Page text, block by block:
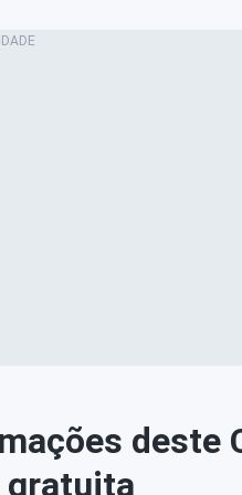
deste
gratuita